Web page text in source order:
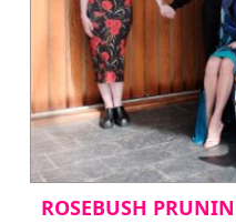
ROSEBUSH